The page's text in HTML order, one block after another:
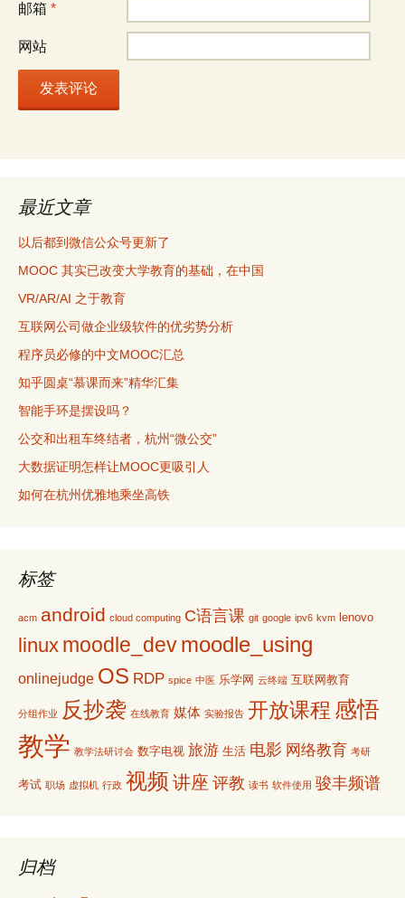
邮箱 *
网站
最近文章
以后都到微信公众号更新了
MOOC 其实已改变大学教育的基础，在中国
VR/AR/AI 之于教育
互联网公司做企业级软件的优劣势分析
程序员必修的中文MOOC汇总
知乎圆桌“慕课而来”精华汇集
智能手环是摆设吗？
公交和出租车终结者，杭州“微公交”
大数据证明怎样让MOOC更吸引人
如何在杭州优雅地乘坐高铁
标签
acm android cloud computing C语言课 git google ipv6 kvm lenovo
linux moodle_devmoodle_using
onlinejudge OS RDP spice 中医 乐学网 云终端 互联网教育
分组作业 反抄袭 在线教育 媒体 实验报告 开放课程 感悟
教学 教学法研讨会 数字电视 旅游 生活 电影 网络教育 考研
考试 职场 虚拟机 行政 视频 讲座 评教 读书 软件使用 骏丰频谱
归档